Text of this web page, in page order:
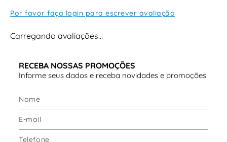
Por favor faça login para escrever avaliação
Carregando avaliações…
RECEBA NOSSAS PROMOÇÕES
Informe seus dados e receba novidades e promoções